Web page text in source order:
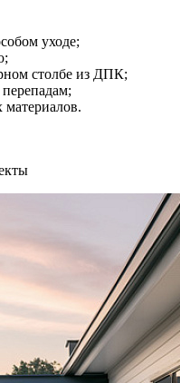
уходе;
столбе из ДПК;